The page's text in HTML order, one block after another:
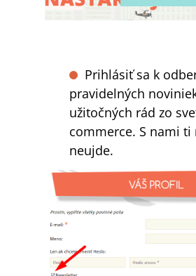
Prihlásiť sa k
pravidelných
užitočných rád zo
commerce. S nami ti
neujde.